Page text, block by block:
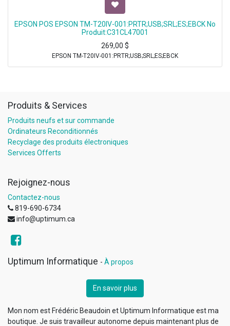
EPSON POS EPSON TM-T20IV-001:PRTR;USB;SRL;ES;EBCK No
Produit:C31CL47001
269,00 $
EPSON TM-T20IV-001:PRTR;USB;SRL;ES;EBCK
Produits & Services
Produits neufs et sur commande
Ordinateurs Reconditionnés
Recyclage des produits électroniques
Services Offerts
Rejoignez-nous
Contactez-nous
819-690-6734
info@uptimum.ca
Uptimum Informatique - À propos
En savoir plus
Mon nom est Frédéric Beaudoin et Uptimum Informatique est ma
boutique. Je suis travailleur autonome depuis maintenant plus de